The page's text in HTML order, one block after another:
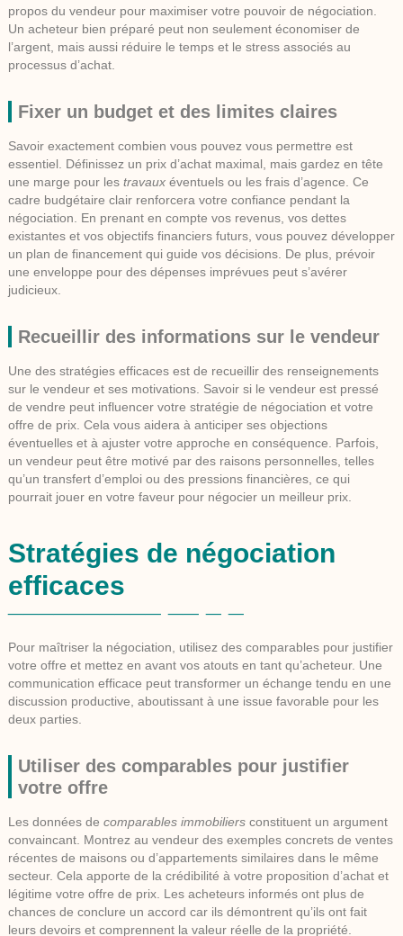
propos du vendeur pour maximiser votre pouvoir de négociation.
Un acheteur bien préparé peut non seulement économiser de
l’argent, mais aussi réduire le temps et le stress associés au
processus d’achat.
Fixer un budget et des limites claires
Savoir exactement combien vous pouvez vous permettre est
essentiel. Définissez un prix d’achatmaximal, mais gardez en tête
une marge pour les travauxéventuels ou les frais d’agence. Ce
cadre budgétaire clair renforcera votre confiance pendant la
négociation. En prenant en compte vos revenus, vos dettes
existantes et vos objectifs financiers futurs, vous pouvez développer
un plan de financement qui guide vos décisions. De plus, prévoir
une enveloppe pour des dépenses imprévues peut s’avérer
judicieux.
Recueillir des informations sur le vendeur
Une des stratégies efficaces est de recueillir des renseignements
sur le vendeur et ses motivations. Savoir si le vendeur est pressé
de vendre peut influencer votre stratégie de négociation et votre
offre de prix. Cela vous aidera à anticiper ses objections
éventuelles et à ajuster votre approche en conséquence. Parfois,
un vendeur peut être motivé par des raisons personnelles, telles
qu’un transfert d’emploi ou des pressions financières, ce qui
pourrait jouer en votre faveur pour négocier un meilleur prix.
Stratégies de négociation
efficaces
Pour maîtriser la négociation, utilisez des comparables pour justifier
votre offre et mettez en avant vos atouts en tant qu’acheteur. Une
communication efficace peut transformer un échange tendu en une
discussion productive, aboutissant à une issue favorable pour les
deux parties.
Utiliser des comparables pour justifier
votre offre
Les données de comparables immobiliersconstituent un argument
convaincant. Montrez au vendeur des exemples concrets de ventes
récentes de maisons ou d’appartements similaires dans le même
secteur. Cela apporte de la crédibilité à votre proposition d’achat et
légitime votre offre de prix. Les acheteurs informés ont plus de
chances de conclure un accord car ils démontrent qu’ils ont fait
leurs devoirs et comprennent la valeur réelle de la propriété.